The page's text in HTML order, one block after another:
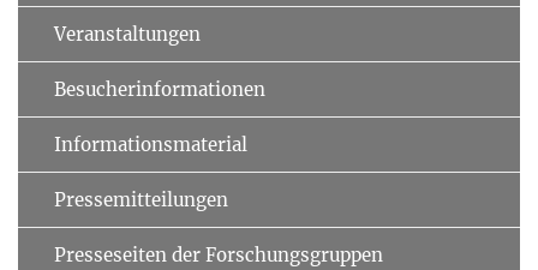
Veranstaltungen
Besucherinformationen
Informationsmaterial
Pressemitteilungen
Presseseiten der Forschungsgruppen